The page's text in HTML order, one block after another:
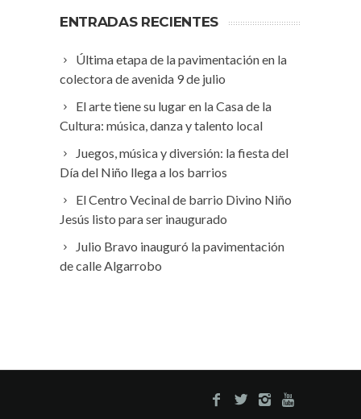
ENTRADAS RECIENTES
Última etapa de la pavimentación en la
colectora de avenida 9 de julio
El arte tiene su lugar en la Casa de la
Cultura: música, danza y talento local
Juegos, música y diversión: la fiesta del
Día del Niño llega a los barrios
El Centro Vecinal de barrio Divino Niño
Jesús listo para ser inaugurado
Julio Bravo inauguró la pavimentación
de calle Algarrobo